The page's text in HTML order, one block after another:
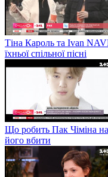
Тіна Кароль та Ivan
їхньої спільної пісні
Що робить Пак Чіміна
його вбити